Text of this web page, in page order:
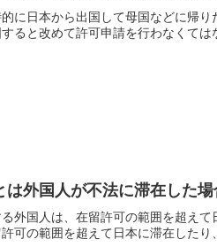
に日本から出国して母国などに帰
ると改めて許可申請を行わなくて
は外国人が不法に滞在した
外国人は、在留許可の範囲を超え
可の範囲を超えて日本に滞在した